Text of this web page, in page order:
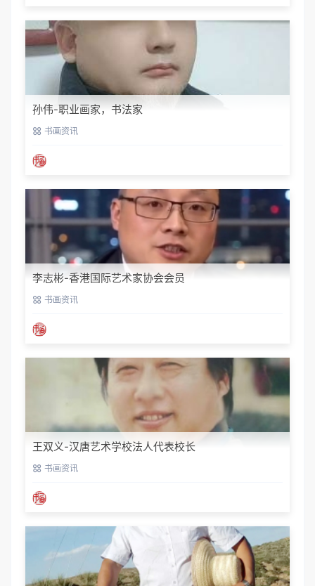
孙伟-职业画家，书法家
书画资讯
李志彬-香港国际艺术家协会会员
书画资讯
王双义-汉唐艺术学校法人代表校长
书画资讯